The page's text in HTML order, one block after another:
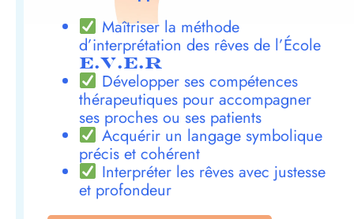
Maîtriser la méthode
d’interprétation des rêves de l’École
E.V.E.R
Développer ses compétences
thérapeutiques pour accompagner
ses proches ou ses patients
Acquérir un langage symbolique
précis et cohérent
Interpréter les rêves avec justesse
et profondeur